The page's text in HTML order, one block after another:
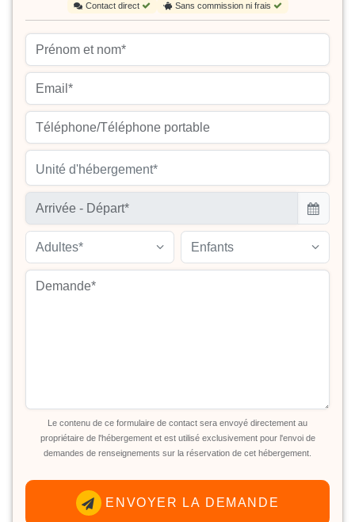
Contact direct Sans commission ni frais
Unité d'hébergement*
Adultes* Enfants
Le contenu de ce formulaire de contact sera envoyé directement au
propriétaire de l'hébergement et est utilisé exclusivement pour l'envoi de
demandes de renseignements sur la réservation de cet hébergement.
ENVOYER LA DEMANDE